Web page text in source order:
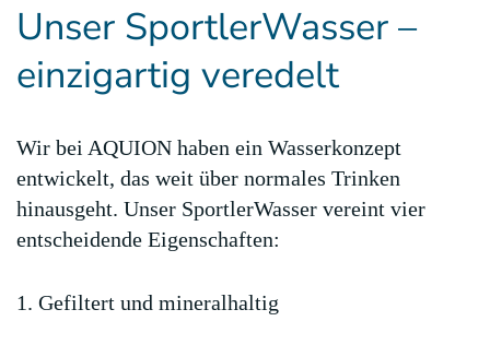
Unser SportlerWasser –
einzigartig veredelt
Wir bei AQUION haben ein Wasserkonzept
entwickelt, das weit über normales Trinken
hinausgeht. Unser SportlerWasser vereint vier
entscheidende Eigenschaften:
1. Gefiltert und mineralhaltig